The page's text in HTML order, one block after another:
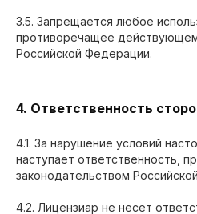
3.5. Запрещается любое
противоречащее
Российской Федерации.
4. Ответственность
4.1. За нарушение условий
наступает ответственность,
законодательством
4.2. Лицензиар не несет